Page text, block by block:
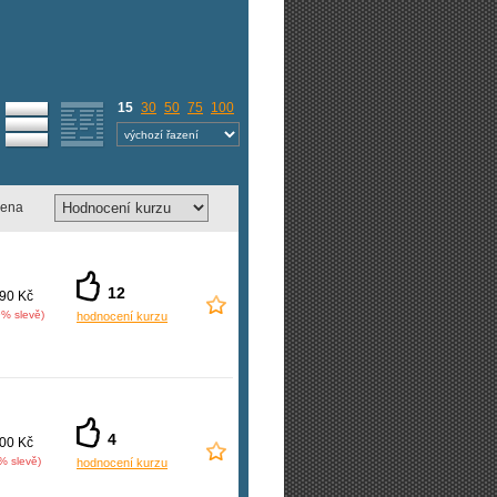
15 30 50 75 100
Kč
slevě)
12
hodnocení kurzu
Kč
slevě)
4
hodnocení kurzu